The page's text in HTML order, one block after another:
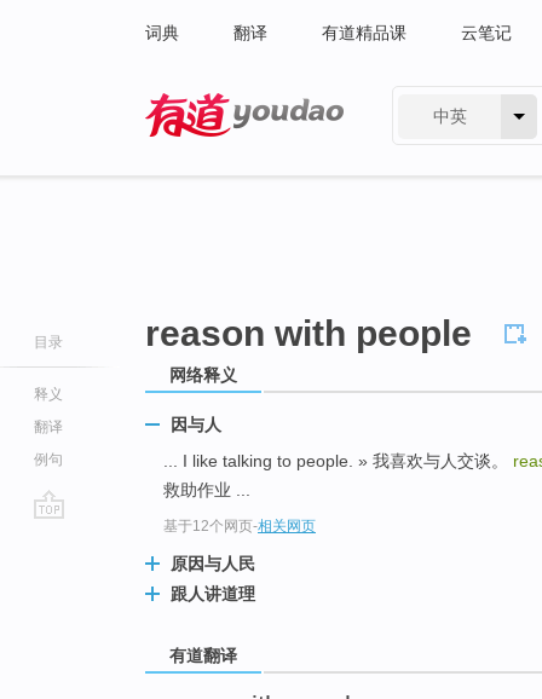
词典 翻译 有道精品课 云笔记
中英
目录
释义
翻译
例句
reason with people
网络释义
因与人
... I like talking to people. » 我喜欢与人交谈。
救助作业 ...
基于12个网页-相关网页
原因与人民
跟人讲道理
有道翻译